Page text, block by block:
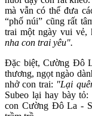
mà vẫn có thể đưa
“phố núi” cũng rất
trai một ngày vui vẻ,
nha con trai yêu".
Đặc biệt, Cường Đô
thương, ngọt ngào
nhở con trai: "Lại
Subeo lại hay bày tỏ:
con Cường Đô La -